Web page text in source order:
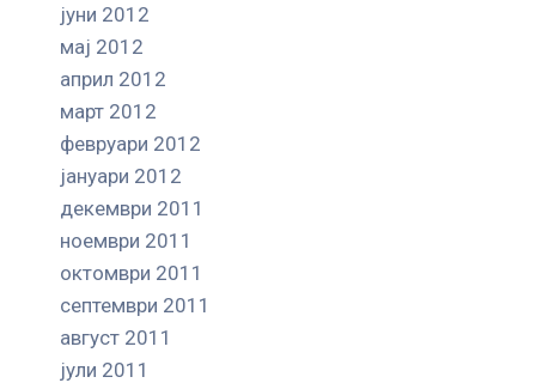
јуни 2012
мај 2012
април 2012
март 2012
февруари 2012
јануари 2012
декември 2011
ноември 2011
октомври 2011
септември 2011
август 2011
јули 2011